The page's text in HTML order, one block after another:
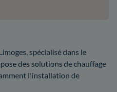
spécialisé dans le
des solutions de chauffage
l'installation de